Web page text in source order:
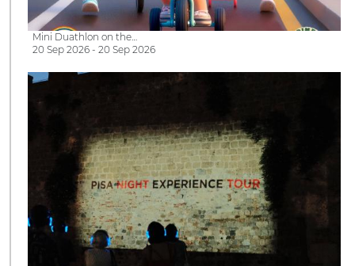
Mini Duathlon on the…
20 Sep 2026 - 20 Sep 2026